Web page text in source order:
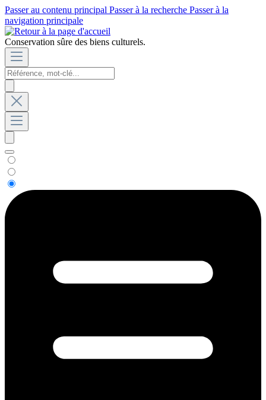
Passer au contenu principal Passer à la recherche Passer à la
navigation principale
Conservation sûre des biens culturels.